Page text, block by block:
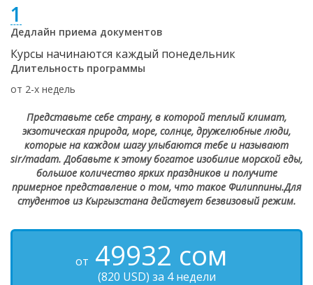
1
Дедлайн приема документов
Курсы начинаются каждый понедельник
Длительность программы
от 2-х недель
Представьте себе страну, в которой теплый климат,
экзотическая природа, море, солнце, дружелюбные люди,
которые на каждом шагу улыбаются тебе и называют
sir/madam. Добавьте к этому богатое изобилие морской еды,
большое количество ярких праздников и получите
примерное представление о том, что такое Филиппины.Для
студентов из Кыргызстана действует безвизовый режим.
от 49932 сом
(820 USD) за 4 недели